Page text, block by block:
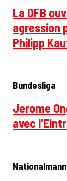
La DFB
agression
Philipp
Bundesliga
Jerome
avec